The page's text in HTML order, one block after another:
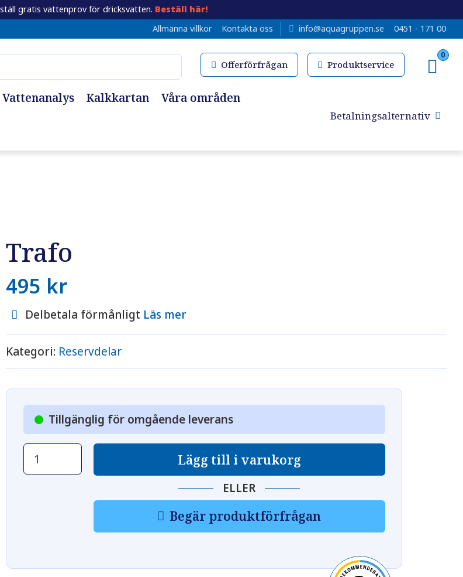
gratis vattenprov för dricksvatten. Beställ här!
Allmänna villkor Kontakta oss info@aquagruppen.se 0451 - 171 00
Offerförfrågan Produktservice
0
Vattenanalys Kalkkartan Våra områden
Betalningsalternativ
Trafo
495 kr
Delbetala förmånligt Läs mer
Kategori: Reservdelar
Tillgänglig för omgående leverans
Trafo
mängd
Lägg till i varukorg
ELLER
Begär produktförfrågan